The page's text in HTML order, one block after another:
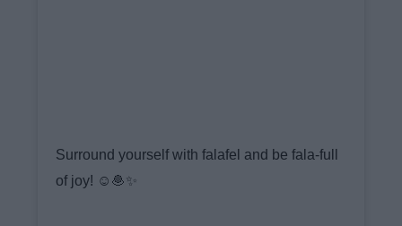
Surround yourself with falafel and be fala-full
of joy! ☺️🧆✨ ⠀⠀⠀⠀⠀⠀⠀⠀⠀⠀⠀